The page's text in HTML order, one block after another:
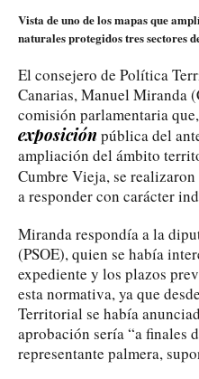
Vista de uno de los mapas que
naturales protegidos tres sectores
El consejero de Política
Canarias, Manuel Miranda
comisión parlamentaria
exposición pública del
ampliación del ámbito
Cumbre Vieja, se realizaron
a responder con carácter
Miranda respondía a la
(PSOE), quien se había
expediente y los plazos
esta normativa, ya que
Territorial se había
aprobación sería “a finales
representante palmera,